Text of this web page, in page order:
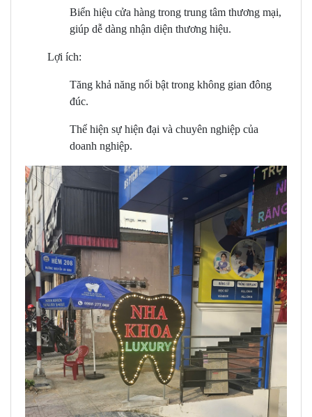
Biển hiệu cửa hàng trong trung tâm thương mại,
giúp dễ dàng nhận diện thương hiệu.
Lợi ích:
Tăng khả năng nổi bật trong không gian đông
đúc.
Thể hiện sự hiện đại và chuyên nghiệp của
doanh nghiệp.